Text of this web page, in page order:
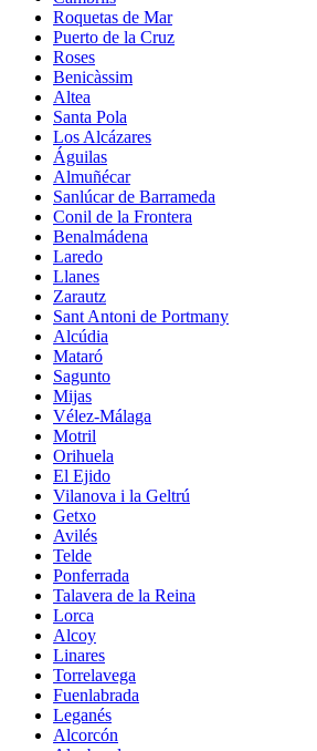
Roquetas de Mar
Puerto de la Cruz
Roses
Benicàssim
Altea
Santa Pola
Los Alcázares
Águilas
Almuñécar
Sanlúcar de Barrameda
Conil de la Frontera
Benalmádena
Laredo
Llanes
Zarautz
Sant Antoni de Portmany
Alcúdia
Mataró
Sagunto
Mijas
Vélez-Málaga
Motril
Orihuela
El Ejido
Vilanova i la Geltrú
Getxo
Avilés
Telde
Ponferrada
Talavera de la Reina
Lorca
Alcoy
Linares
Torrelavega
Fuenlabrada
Leganés
Alcorcón